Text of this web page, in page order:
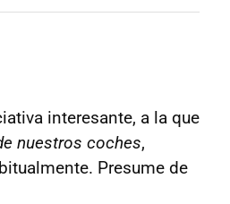
interesante, a la que
nuestros coches,
Presume de